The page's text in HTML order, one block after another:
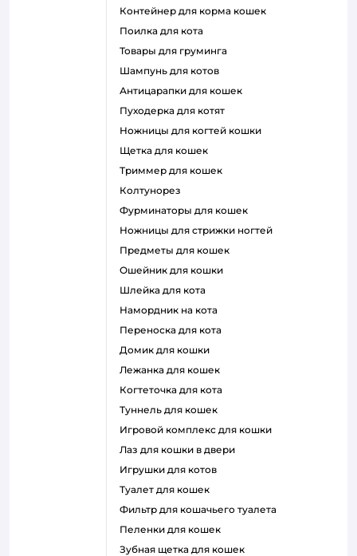
контейнер для корма кошек
поилка для кота
товары для груминга
шампунь для котов
антицарапки для кошек
пуходерка для котят
ножницы для когтей кошки
щетка для кошек
триммер для кошек
колтунорез
фурминаторы для кошек
ножницы для стрижки ногтей
предметы для кошек
ошейник для кошки
шлейка для кота
намордник на кота
переноска для кота
домик для кошки
лежанка для кошек
когтеточка для кота
туннель для кошек
игровой комплекс для кошки
лаз для кошки в двери
игрушки для котов
туалет для кошек
фильтр для кошачьего туалета
пеленки для кошек
зубная щетка для кошек